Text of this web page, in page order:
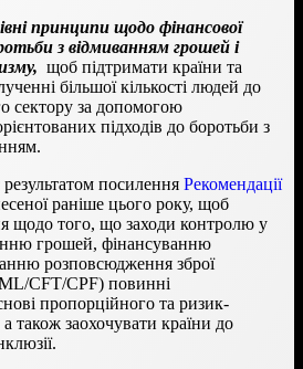
принципи щодо фінансової
з відмиванням грошей і
щоб підтримати країни та
більшої кількості людей до
сектору за допомогою
підходів до боротьби з
посилення Рекомендації
раніше цього року, щоб
щодо того, що заходи контролю у
грошей, фінансуванню
розповсюдження зброї
CFT/CPF) повинні
пропорційного та ризик-
а також заохочувати країни до